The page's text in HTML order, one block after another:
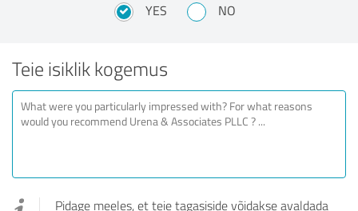
YES NO
Teie isiklik kogemus
Pidage meeles, et teie tagasiside võidakse avaldada